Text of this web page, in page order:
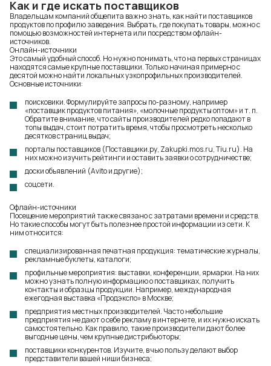
Как и где искать поставщиков
Владельцам компаний общепита важно знать, как найти поставщиков
продуктов по профилю заведения. Выбрать, где покупать товары, можно с
помощью возможностей интернета или посредством офлайн-
источников.
Онлайн-источники
Это самый удобный способ. Но нужно понимать, что на первых страницах
находятся самые крупные поставщики. Только начиная примерно с
десятой можно найти локальных узкопрофильных производителей.
Основные источники:
поисковики. Формулируйте запросы по-разному, например
«поставщик продуктов питания», «молочные продукты оптом» и т. п.
Обратите внимание, что сайты производителей редко попадают в
топы выдач, стоит потратить время, чтобы просмотреть несколько
десятков страниц выдач;
порталы поставщиков (Поставщики.ру, Zakupki.mos.ru, Tiu.ru). На
них можно изучить рейтинги и оставить заявки о сотрудничестве;
доски объявлений (Avito и другие);
соцсети.
Офлайн-источники
Посещение мероприятий также связано с затратами времени и средств.
Но такие способы могут быть полезнее простой информации из сети. К
ним относится:
специализированная печатная продукция: тематические журналы,
рекламные буклеты, каталоги;
профильные мероприятия: выставки, конференции, ярмарки. На них
можно узнать полную информацию о поставщиках, получить
контакты и образцы продукции. Например, международная
ежегодная выставка «Продэкспо» в Москве;
предприятия местных производителей. Часто небольшие
предприятия не дают о себе рекламу в интернете, и их нужно искать
самостоятельно. Как правило, такие производители дают более
выгодные цены, чем крупные дистрибьюторы;
поставщики конкурентов. Изучите, в чью пользу делают выбор
представители вашей ниши бизнеса;